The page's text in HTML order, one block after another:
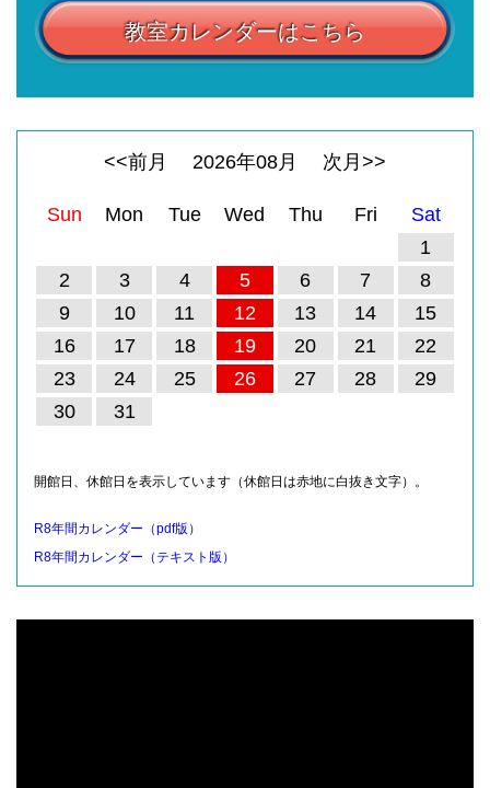
教室カレンダーはこちら
<<前月 2026年08月 次月>>
Sun Mon Tue Wed Thu Fri
Sat
1
2
3 4 5 6 7
8
9
10 11 12 13 14
15
16
17 18 19 20 21
22
23
24 25 26 27 28
29
30
31
開館日、休館日を表示しています（休館日は赤地に白抜き文字）。
R8年間カレンダー（pdf版）
R8年間カレンダー（テキスト版）